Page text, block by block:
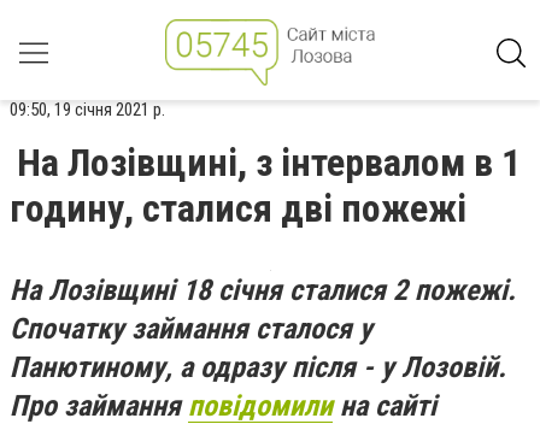
09:50, 19 січня 2021 р.
На Лозівщині, з інтервалом в 1
годину, сталися дві пожежі
На Лозівщині 18 січня сталися 2 пожежі.
Спочатку займання сталося у
Панютиному, а одразу після - у Лозовій.
Про займанняповідомилина сайті